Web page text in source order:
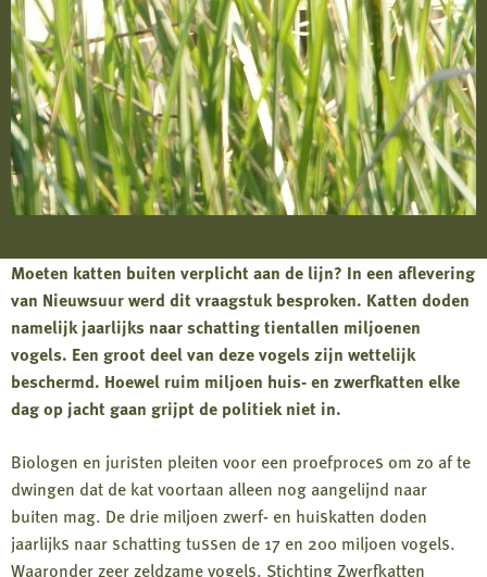
Moeten katten buiten verplicht aan de lijn? In een aflevering
van Nieuwsuur werd dit vraagstuk besproken. Katten doden
namelijk jaarlijks naar schatting tientallen miljoenen
vogels. Een groot deel van deze vogels zijn wettelijk
beschermd. Hoewel ruim miljoen huis- en zwerfkatten elke
dag op jacht gaan grijpt de politiek niet in.
Biologen en juristen pleiten voor een proefproces om zo af te
dwingen dat de kat voortaan alleen nog aangelijnd naar
buiten mag. De drie miljoen zwerf- en huiskatten doden
jaarlijks naar schatting tussen de 17 en 200 miljoen vogels.
Waaronder zeer zeldzame vogels. Stichting Zwerfkatten